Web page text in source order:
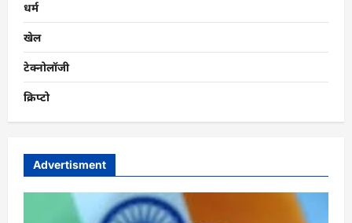
धर्म
खेल
टेक्नोलॉजी
क्रिप्टो
Advertisment